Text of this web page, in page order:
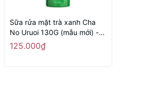
Sữa rửa mặt trà xanh Cha
No Uruoi 130G (mẫu mới) -
Hàng Nhật nội địa
125.000₫